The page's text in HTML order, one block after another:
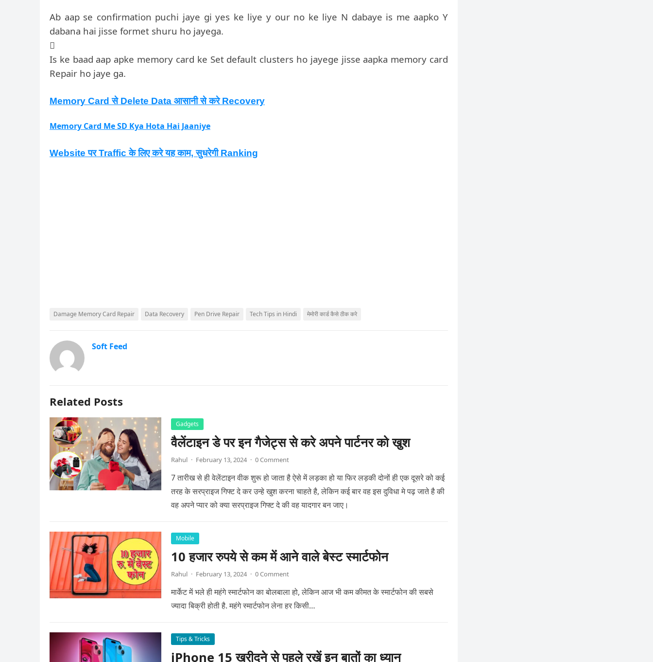
Ab aap se confirmation puchi jaye gi yes ke liye y our no ke liye N dabaye is me aapko Y
dabana hai jisse formet shuru ho jayega.

Is ke baad aap apke memory card ke Set default clusters ho jayege jisse aapka memory card
Repair ho jaye ga.
Memory Card से Delete Data आसानी से करे Recovery
Memory Card Me SD Kya Hota Hai Jaaniye
Website पर Traffic के लिए करे यह काम, सुधरेगी Ranking
Damage Memory Card Repair Data Recovery Pen Drive Repair Tech Tips in Hindi मेमोरी कार्ड कैसे ठीक करे
Soft Feed
Related Posts
Gadgets
वैलेंटाइन डे पर इन गैजेट्स से करे अपने पार्टनर को खुश
Rahul · February 13, 2024 · 0 Comment
7 तारीख से ही वेलेंटाइन वीक शुरू हो जाता है ऐसे में लड़का हो या फिर लड़की दोनों ही एक दूसरे को कई
तरह के सरप्राइज गिफ्ट दे कर उन्हे खुश करना चाहते है, लेकिन कई बार वह इस दुविधा मे पढ़ जाते है की
वह अपने प्यार को क्या सरप्राइज गिफ्ट दे की वह यादगार बन जाए।
Mobile
10 हजार रुपये से कम में आने वाले बेस्ट स्मार्टफोन
Rahul · February 13, 2024 · 0 Comment
मार्केट में भले ही महंगे स्मार्टफोन का बोलबाला हो, लेकिन आज भी कम कीमत के स्मार्टफोन की सबसे
ज्यादा बिक्री होती है. महंगे स्मार्टफोन लेना हर किसी…
Tips & Tricks
iPhone 15 खरीदने से पहले रखें इन बातों का ध्यान